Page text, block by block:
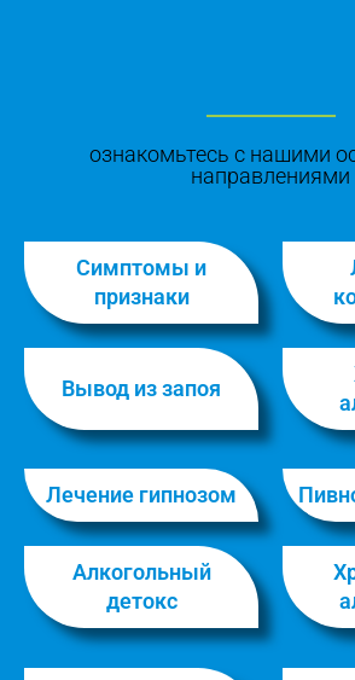
ознакомьтесь с нашими
направлениями
Симптомы и
признаки
Вывод из запоя
Лечение гипнозом
Алкогольный
детокс